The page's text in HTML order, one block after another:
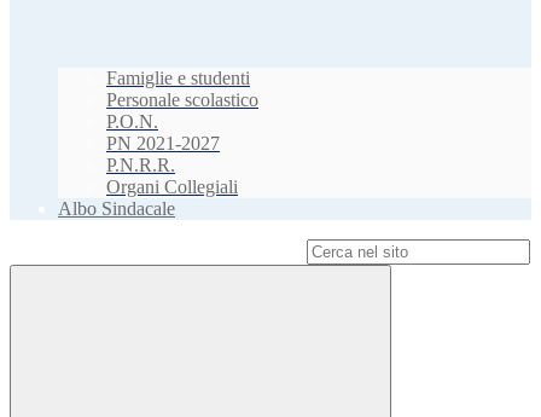
Famiglie e studenti
Personale scolastico
P.O.N.
PN 2021-2027
P.N.R.R.
Organi Collegiali
Albo Sindacale